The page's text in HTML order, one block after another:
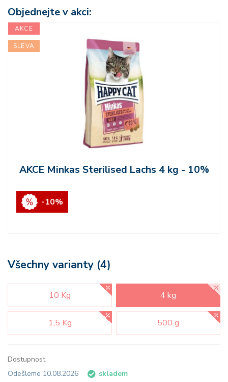
Objednejte v akci:
AKCE
SLEVA
AKCE Minkas Sterilised Lachs 4 kg - 10%
-10%
Všechny varianty (4)
10 Kg 4 kg
1,5 Kg 500 g
Dostupnost
Odešleme 10.08.2026
skladem